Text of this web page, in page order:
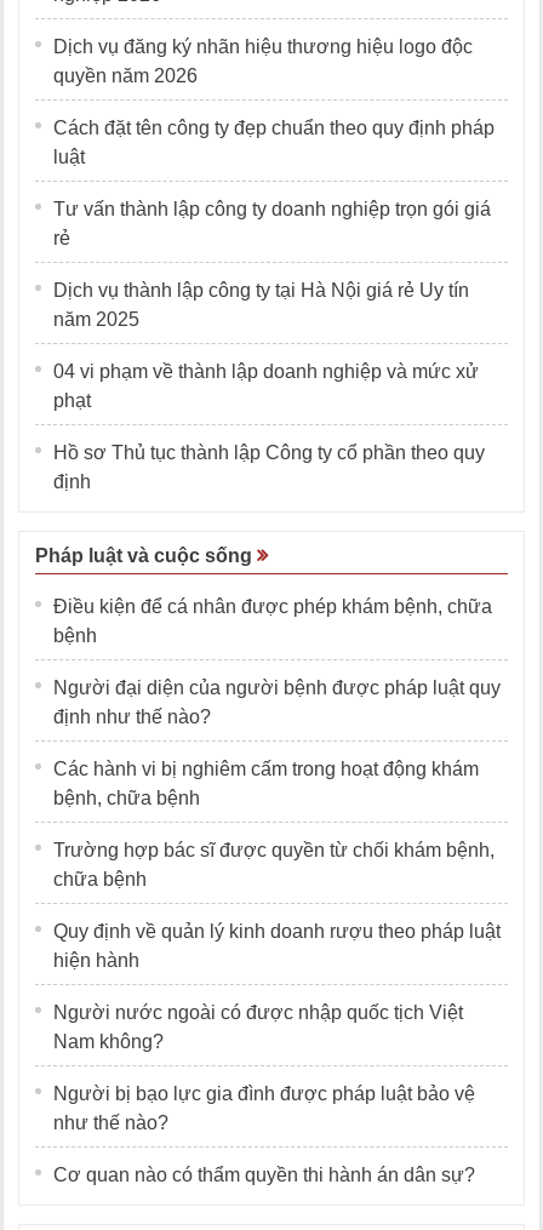
Dịch vụ đăng ký nhãn hiệu thương hiệu logo độc
quyền năm 2026
Cách đặt tên công ty đẹp chuẩn theo quy định pháp
luật
Tư vấn thành lập công ty doanh nghiệp trọn gói giá
rẻ
Dịch vụ thành lập công ty tại Hà Nội giá rẻ Uy tín
năm 2025
04 vi phạm về thành lập doanh nghiệp và mức xử
phạt
Hồ sơ Thủ tục thành lập Công ty cổ phần theo quy
định
Pháp luật và cuộc sống
Điều kiện để cá nhân được phép khám bệnh, chữa
bệnh
Người đại diện của người bệnh được pháp luật quy
định như thế nào?
Các hành vi bị nghiêm cấm trong hoạt động khám
bệnh, chữa bệnh
Trường hợp bác sĩ được quyền từ chối khám bệnh,
chữa bệnh
Quy định về quản lý kinh doanh rượu theo pháp luật
hiện hành
Người nước ngoài có được nhập quốc tịch Việt
Nam không?
Người bị bạo lực gia đình được pháp luật bảo vệ
như thế nào?
Cơ quan nào có thẩm quyền thi hành án dân sự?